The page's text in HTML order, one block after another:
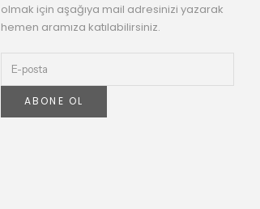
olmak için aşağıya mail adresinizi yazarak
hemen aramıza katılabilirsiniz.
ABONE OL